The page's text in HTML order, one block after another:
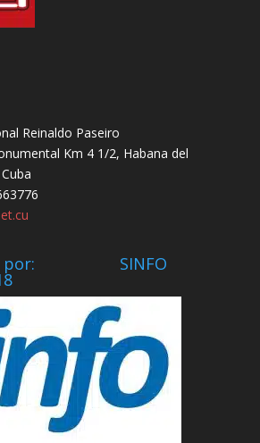
Reinaldo Paseiro
Km 4 1/2, Habana del
por: SINFO